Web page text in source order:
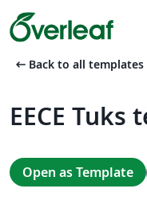
arrow_left_alt Back to all templates
EECE Tuks
Open as Template